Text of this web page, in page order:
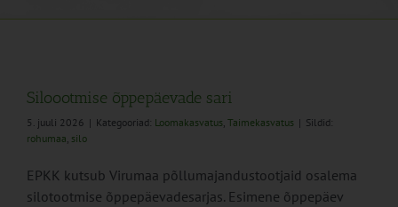
Siloootmise õppepäevade sari
5. juuli 2026 | Kategooriad: Loomakasvatus, Taimekasvatus | Sildid:
rohumaa, silo
EPKK kutsub Virumaa põllumajandustootjaid osalema
silotootmise õppepäevadesarjas. Esimene õppepäev